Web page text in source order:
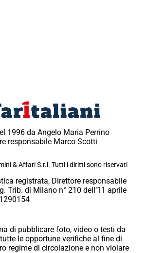
1996 da Angelo Maria Perrino
responsabile Marco Scotti
& Affari S.r.l. Tutti i diritti sono riservati
registrata, Direttore responsabile
Trib. di Milano n° 210 dell’11 aprile
di pubblicare foto, video o testi da
le opportune verifiche al fine di
regime di circolazione e non violare